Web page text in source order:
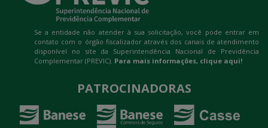
Se a entidade não atender à sua solicitação, você pode entrar em
contato com o órgão fiscalizador através dos canais de atendimento
disponível no site da Superintendência Nacional de Previdência
Complementar (PREVIC). Para mais informações,clique aqui!
PATROCINADORAS